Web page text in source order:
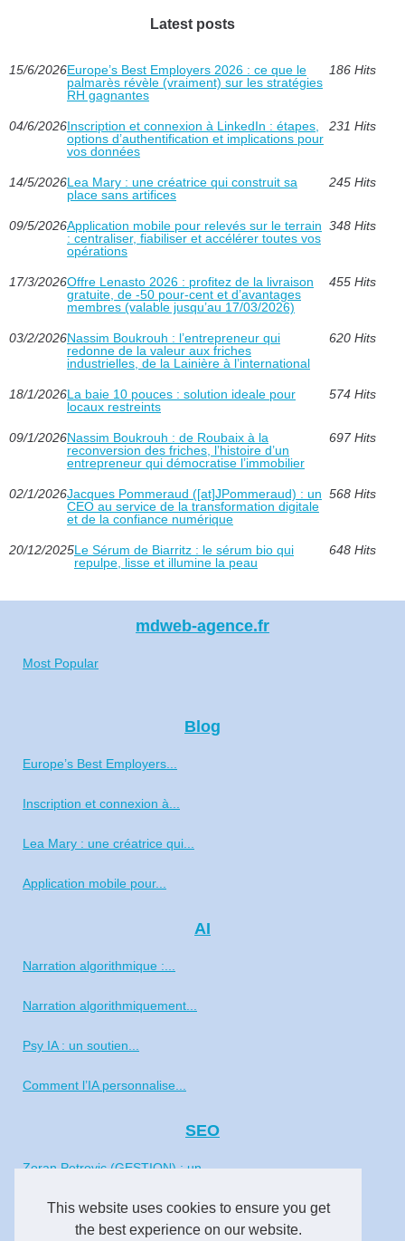
This website uses cookies to ensure you get
the best experience on our website.
Latest posts
15/6/2026Europe’s Best Employers 2026 : ce que le
palmarès révèle (vraiment) sur les stratégies
RH gagnantes
186 Hits
04/6/2026Inscription et connexion à LinkedIn : étapes,
options d’authentification et implications pour
vos données
231 Hits
14/5/2026Lea Mary : une créatrice qui construit sa
place sans artifices
245 Hits
09/5/2026Application mobile pour relevés sur le terrain
: centraliser, fiabiliser et accélérer toutes vos
opérations
348 Hits
17/3/2026Offre Lenasto 2026 : profitez de la livraison
gratuite, de -50 pour-cent et d’avantages
membres (valable jusqu’au 17/03/2026)
455 Hits
03/2/2026Nassim Boukrouh : l’entrepreneur qui
redonne de la valeur aux friches
industrielles, de la Lainière à l’international
620 Hits
18/1/2026La baie 10 pouces : solution ideale pour
locaux restreints
574 Hits
09/1/2026Nassim Boukrouh : de Roubaix à la
reconversion des friches, l’histoire d’un
entrepreneur qui démocratise l’immobilier
697 Hits
02/1/2026Jacques Pommeraud ([at]JPommeraud) : un
CEO au service de la transformation digitale
et de la confiance numérique
568 Hits
20/12/2025Le Sérum de Biarritz : le sérum bio qui
repulpe, lisse et illumine la peau
648 Hits
mdweb-agence.fr
Most Popular
Blog
Europe’s Best Employers...
Inscription et connexion à...
Lea Mary : une créatrice qui...
Application mobile pour...
AI
Narration algorithmique :...
Narration algorithmiquement...
Psy IA : un soutien...
Comment l’IA personnalise...
SEO
Zoran Petrovic (GESTION) : un...
Formation SEO de Katarina...